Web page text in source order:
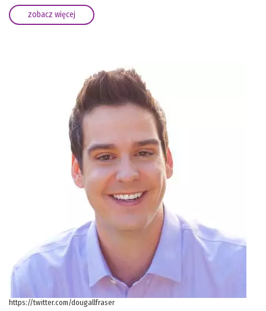
zobacz więcej
https://twitter.com/dougallfraser